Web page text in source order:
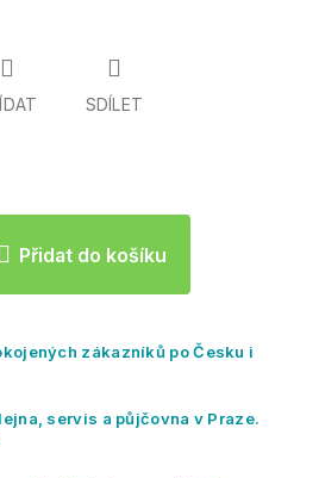
Přidat do košíku
podle šířky desky.
SDÍLET
zákazníků po Česku i
servis a půjčovna v Praze.